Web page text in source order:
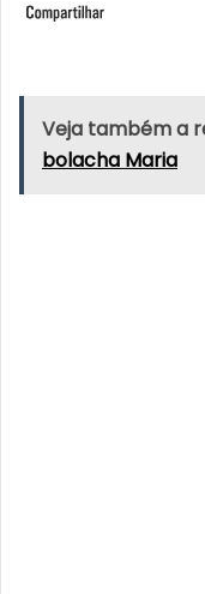
Veja também a
bolacha Maria